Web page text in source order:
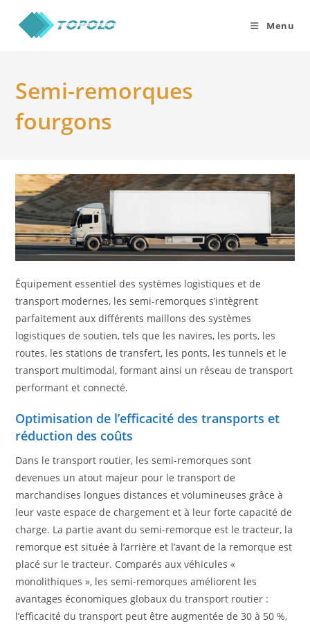
content
Menu
Semi-remorques
fourgons
Équipement essentiel des systèmes logistiques et de
transport modernes, les semi-remorques s’intègrent
parfaitement aux différents maillons des systèmes
logistiques de soutien, tels que les navires, les ports, les
routes, les stations de transfert, les ponts, les tunnels et le
transport multimodal, formant ainsi un réseau de transport
performant et connecté.
Optimisation de l’efficacité des transports et
réduction des coûts
Dans le transport routier, les semi-remorques sont
devenues un atout majeur pour le transport de
marchandises longues distances et volumineuses grâce à
leur vaste espace de chargement et à leur forte capacité de
charge. La partie avant du semi-remorque est le tracteur, la
remorque est située à l’arrière et l’avant de la remorque est
placé sur le tracteur. Comparés aux véhicules «
monolithiques », les semi-remorques améliorent les
avantages économiques globaux du transport routier :
l’efficacité du transport peut être augmentée de 30 à 50 %,